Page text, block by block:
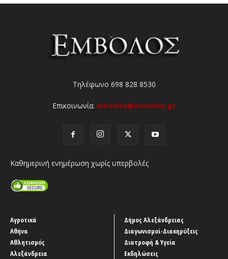
Τηλέφωνο 698 828 8530
Επικοινωνία: emvolos@emvolos.gr
Καθημερινή ενημέρωση χωρίς υπερβολές
Αγροτικά
Αθήνα
Αθλητισμός
Αλεξάνδρεια
Δήμος Αλεξάνδρειας
Διαγωνισμοί-Διακηρύξεις
Διατροφή & Υγεία
Εκδηλώσεις